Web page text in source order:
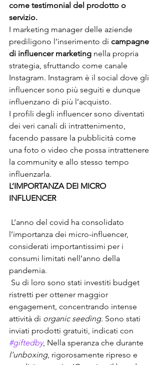
come testimonial del prodotto o
servizio.
I marketing manager delle aziende
prediligono l’inserimento di campagne
di influencer marketing nella propria
strategia, sfruttando come canale
Instagram. Instagram è il social dove gli
influencer sono più seguiti e dunque
influenzano di più l’acquisto.
I profili degli influencer sono diventati
dei veri canali di intrattenimento,
facendo passare la pubblicità come
una foto o video che possa intrattenere
la community e allo stesso tempo
influenzarla.
L’IMPORTANZA DEI MICRO
INFLUENCER
l’importanza dei micro-influencer,
considerati importantissimi per i
consumi limitati nell’anno della
pandemia.
ristretti per ottener maggior
engagement, concentrando intense
attività di organic seeding. Sono stati
inviati prodotti gratuiti, indicati con
#giftedby, Nella speranza che durante
l’unboxing, rigorosamente ripreso e